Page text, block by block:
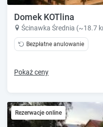
Domek KOTlina
Ścinawka Średnia (~18.7
Bezpłatne anulowanie
Pokaż ceny
Rezerwacje online